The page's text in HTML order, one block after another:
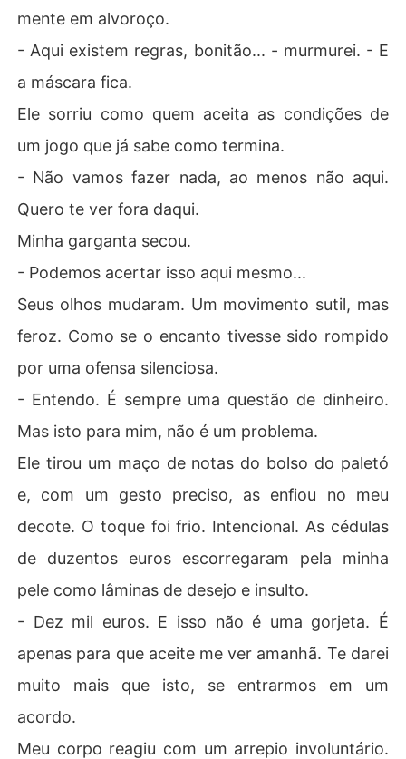
mente em alvoroço.
- Aqui existem regras, bonitão... - murmurei. - E
a máscara fica.
Ele sorriu como quem aceita as condições de
um jogo que já sabe como termina.
- Não vamos fazer nada, ao menos não aqui.
Quero te ver fora daqui.
Minha garganta secou.
- Podemos acertar isso aqui mesmo...
Seus olhos mudaram. Um movimento sutil, mas
feroz. Como se o encanto tivesse sido rompido
por uma ofensa silenciosa.
- Entendo. É sempre uma questão de dinheiro.
Mas isto para mim, não é um problema.
Ele tirou um maço de notas do bolso do paletó
e, com um gesto preciso, as enfiou no meu
decote. O toque foi frio. Intencional. As cédulas
de duzentos euros escorregaram pela minha
pele como lâminas de desejo e insulto.
- Dez mil euros. E isso não é uma gorjeta. É
apenas para que aceite me ver amanhã. Te darei
muito mais que isto, se entrarmos em um
acordo.
Meu corpo reagiu com um arrepio involuntário.